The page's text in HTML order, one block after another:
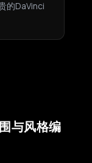
的DaVinci
与风格编